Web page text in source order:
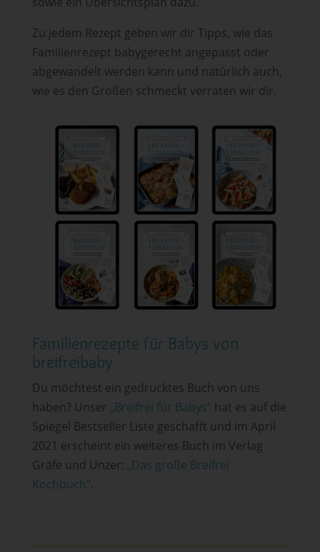
Zu jedem Rezept geben wir dir Tipps, wie das
Familienrezept babygerecht angepasst oder
abgewandelt werden kann und natürlich auch,
wie es den Großen schmeckt verraten wir dir.
Familienrezepte für Babys von
breifreibaby
Du möchtest ein gedrucktes Buch von uns
haben? Unser „Breifrei für Babys“ hat es auf die
Spiegel Bestseller Liste geschafft und im April
2021 erscheint ein weiteres Buch im Verlag
Gräfe und Unzer: „Das große Breifrei
Kochbuch“.